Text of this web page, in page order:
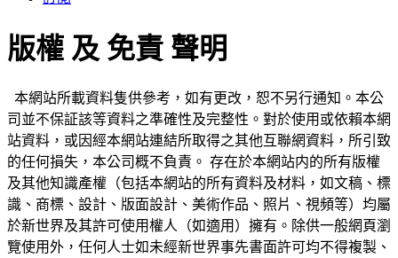
版權 及 免責 聲明
本網站所載資料隻供參考，如有更改，恕不另行通知。本公
司並不保証該等資料之準確性及完整性。對於使用或依賴本網
站資料，或因經本網站連結所取得之其他互聯網資料，所引致
的任何損失，本公司概不負責。 存在於本網站内的所有版權
及其他知識產權（包括本網站的所有資料及材料，如文稿、標
識、商標、設計、版面設計、美術作品、照片、視頻等）均屬
於新世界及其許可使用權人（如適用）擁有。除供一般網頁瀏
覽使用外，任何人士如未經新世界事先書面許可均不得複製、